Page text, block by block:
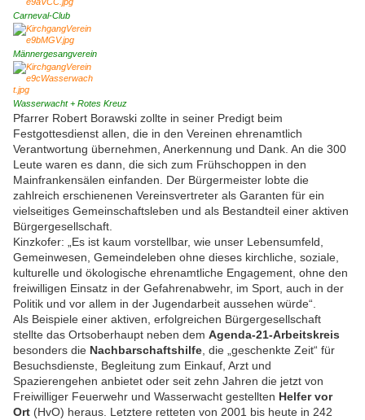
Carneval-Club
Männergesangverein
Wasserwacht + Rotes Kreuz
Pfarrer Robert Borawski zollte in seiner Predigt beim
Festgottesdienst allen, die in den Vereinen ehrenamtlich
Verantwortung übernehmen, Anerkennung und Dank. An die 300
Leute waren es dann, die sich zum Frühschoppen in den
Mainfrankensälen einfanden. Der Bürgermeister lobte die
zahlreich erschienenen Vereinsvertreter als Garanten für ein
vielseitiges Gemeinschaftsleben und als Bestandteil einer aktiven
Bürgergesellschaft.
Kinzkofer: „Es ist kaum vorstellbar, wie unser Lebensumfeld,
Gemeinwesen, Gemeindeleben ohne dieses kirchliche, soziale,
kulturelle und ökologische ehrenamtliche Engagement, ohne den
freiwilligen Einsatz in der Gefahrenabwehr, im Sport, auch in der
Politik und vor allem in der Jugendarbeit aussehen würde“.
Als Beispiele einer aktiven, erfolgreichen Bürgergesellschaft
stellte das Ortsoberhaupt neben dem Agenda-21-Arbeitskreis
besonders die Nachbarschaftshilfe , die „geschenkte Zeit“ für
Besuchsdienste, Begleitung zum Einkauf, Arzt und
Spazierengehen anbietet oder seit zehn Jahren die jetzt von
Freiwilliger Feuerwehr und Wasserwacht gestellten Helfer vor
Ort (HvO) heraus. Letztere retteten von 2001 bis heute in 242